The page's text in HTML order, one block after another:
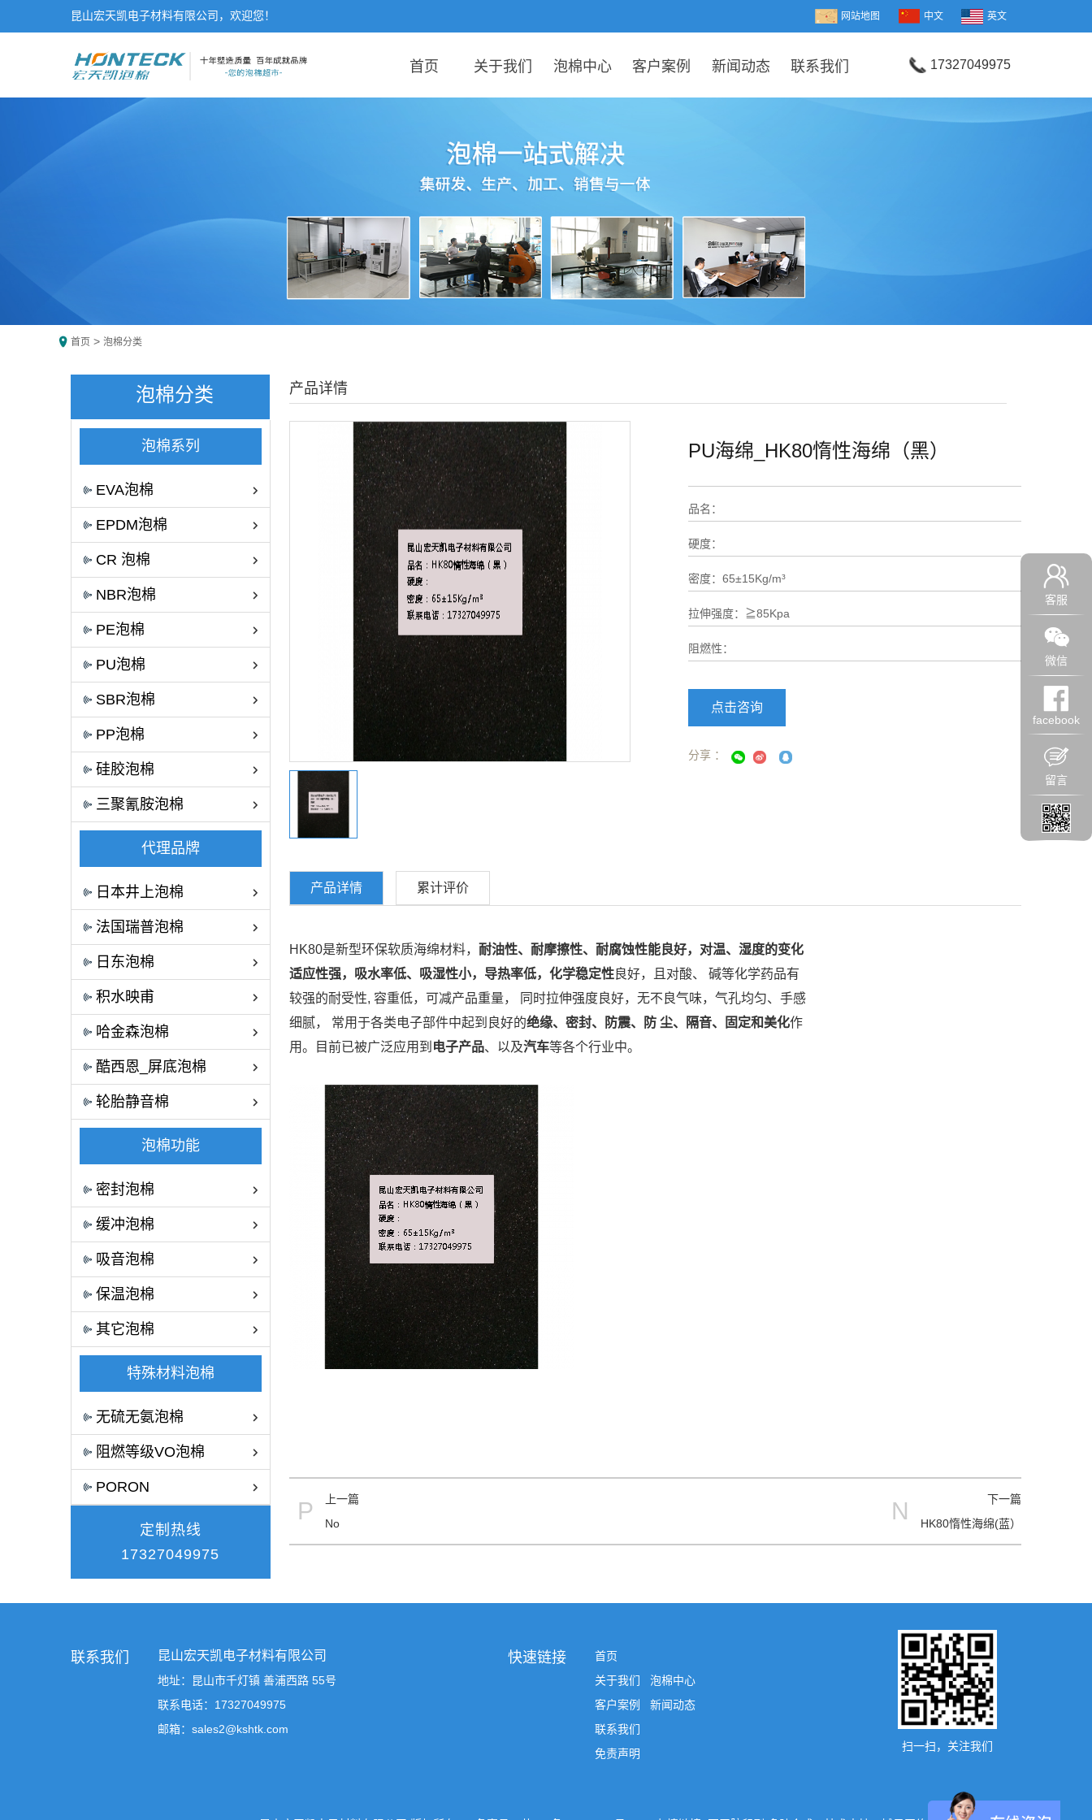
昆山宏天凯电子材料有限公司，欢迎您！ 网站地图 中文 英文
17327049975
首页 关于我们 泡棉中心 客户案例 新闻动态 联系我们
首页 > 泡棉分类
泡棉分类
泡棉系列
EVA泡棉
EPDM泡棉
CR 泡棉
NBR泡棉
PE泡棉
PU泡棉
SBR泡棉
PP泡棉
硅胶泡棉
三聚氰胺泡棉
代理品牌
日本井上泡棉
法国瑞普泡棉
日东泡棉
积水映甫
哈金森泡棉
酷西恩_屏底泡棉
轮胎静音棉
泡棉功能
密封泡棉
缓冲泡棉
吸音泡棉
保温泡棉
其它泡棉
特殊材料泡棉
无硫无氨泡棉
阻燃等级VO泡棉
PORON
定制热线
17327049975
产品详情
PU海绵_HK80惰性海绵（黑）
品名：
硬度：
密度：65±15Kg/m³
拉伸强度：≧85Kpa
阻燃性：
点击咨询
分享 ：
产品详情 累计评价
HK80是新型环保软质海绵材料， 耐油性、耐摩擦性、耐腐蚀性能良好，对温、湿度的变化
适应性强，吸水率低、吸湿性小，导热率低，化学稳定性 良好，且对酸、 碱等化学药品有
较强的耐受性, 容重低，可减产品重量， 同时拉伸强度良好，无不良气味，气孔均匀、手感
细腻， 常用于各类电子部件中起到良好的绝缘、密封、防震、防 尘、隔音、固定和美化作
用。目前已被广泛应用到 电子产品、以及汽车等各个行业中。
P
上一篇
No
N
下一篇
HK80惰性海绵(蓝）
联系我们 昆山宏天凯电子材料有限公司
地址：昆山市千灯镇 善浦西路 55号
联系电话：17327049975
邮箱：sales2@kshtk.com
快速链接
首页
关于我们
泡棉中心
客户案例
新闻动态
联系我们
免责声明
扫一扫，关注我们
客服
微信
facebook
留言